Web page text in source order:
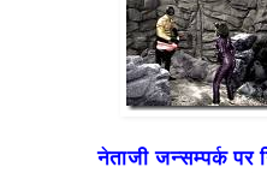
नेताजी जन्सम्पर्क पर